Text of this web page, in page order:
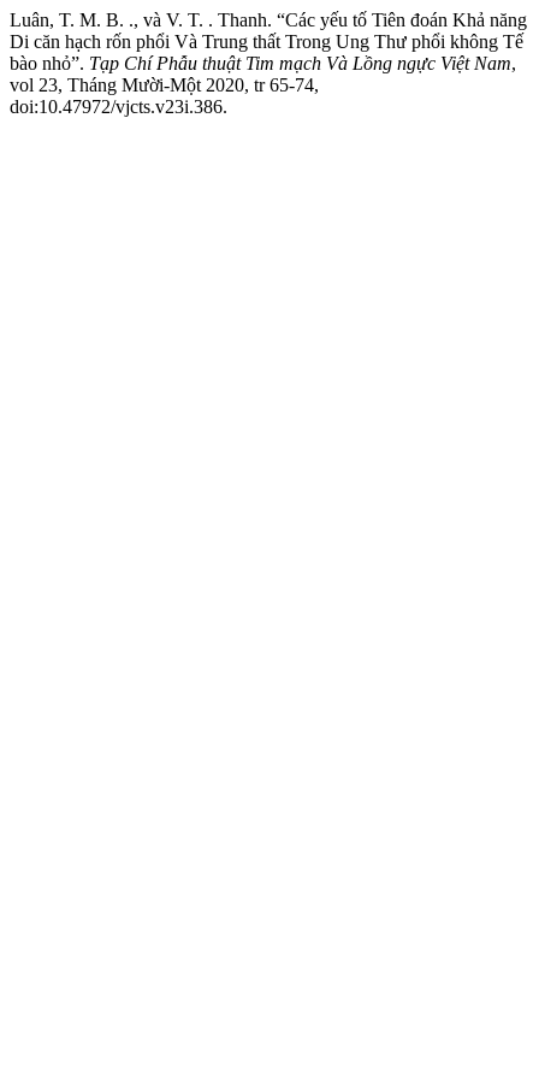
Luân, T. M. B. ., và V. T. . Thanh. “Các yếu tố Tiên đoán Khả năng
Di căn hạch rốn phổi Và Trung thất Trong Ung Thư phổi không Tế
bào nhỏ”. Tạp Chí Phẫu thuật Tim mạch Và Lồng ngực Việt Nam,
vol 23, Tháng Mười-Một 2020, tr 65-74,
doi:10.47972/vjcts.v23i.386.